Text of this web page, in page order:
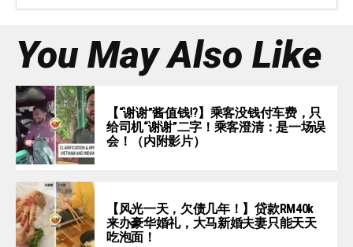
You May Also Like
【“谢谢”酱值钱⁉️】乘客没钱付车费，只
给司机“谢谢”二字！乘客澄清：是一场误
会！（内附影片）
【风光一天，欠债几年！】贷款RM40k
来办豪华婚礼，大马新婚夫妻只能天天
吃泡面！